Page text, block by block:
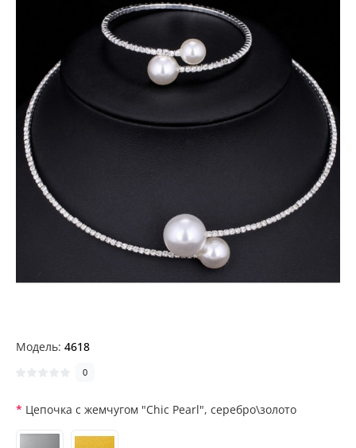
Модель: 4618
0
Цепочка с жемчугом "Chic Pearl", серебро\золото